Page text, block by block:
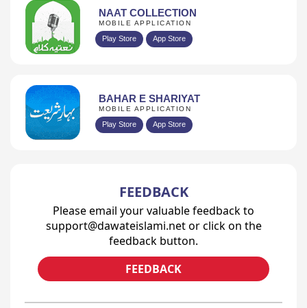
NAAT COLLECTION
MOBILE APPLICATION
Play Store App Store
BAHAR E SHARIYAT
MOBILE APPLICATION
Play Store App Store
FEEDBACK
Please email your valuable feedback to
support@dawateislami.net or click on the
feedback button.
FEEDBACK